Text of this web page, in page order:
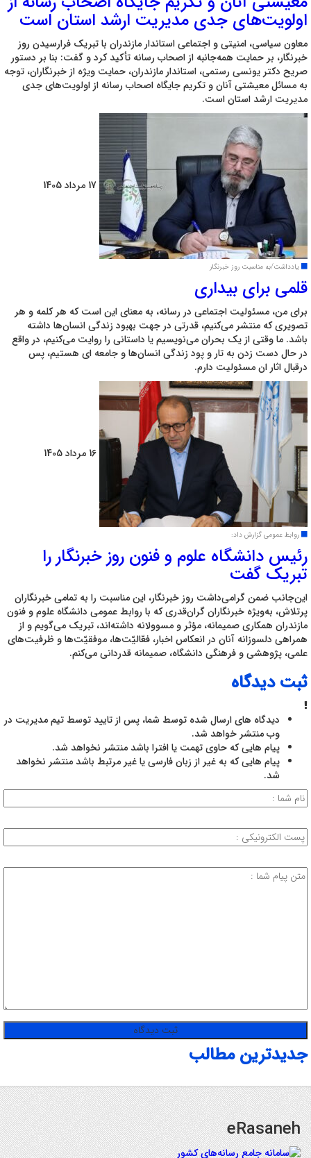
اولویت‌های جدی مدیریت ارشد استان است
معاون سیاسی، امنیتی و اجتماعی استاندار مازندران با تبریک فرارسیدن روز
خبرنگار، بر حمایت همه‌جانبه از اصحاب رسانه تأکید کرد و گفت: بنا بر دستور
صریح دکتر یونسی رستمی، استاندار مازندران، حمایت ویژه از خبرنگاران، توجه
به مسائل معیشتی آنان و تکریم جایگاه اصحاب رسانه از اولویت‌های جدی
مدیریت ارشد استان است. ‎
17 مرداد 1405
یادداشت/به مناسبت روز خبرنگار
قلمی برای بیداری
برای من، مسئولیت اجتماعی در رسانه، به معنای این است که هر کلمه و هر
تصویری که منتشر می‌کنیم، قدرتی در جهت بهبود زندگی انسان‌ها داشته
باشد. ما وقتی از یک بحران می‌نویسیم یا داستانی را روایت می‌کنیم، در واقع
در حال دست زدن به تار و پود زندگی انسان‌ها و جامعه ای هستیم، پس
درقبال اثار ان مسئولیت دارم.
16 مرداد 1405
روابط عمومی گزارش داد:
رئیس دانشگاه علوم و فنون روز خبرنگار را
تبریک گفت
این‌جانب ضمن گرامی‌داشت روز خبرنگار، این مناسبت را به تمامی خبرنگاران
پرتلاش، به‌ویژه خبرنگاران گران‌قدری که با روابط عمومی دانشگاه علوم و فنون
مازندران همکاری صمیمانه، مؤثر و مسوولانه داشته‌اند، تبریک می‌گویم و از
همراهی دلسوزانه آنان در انعکاس اخبار، فعّالیّت‌ها، موفقیّت‌ها و ظرفیت‌های
علمی، پژوهشی و فرهنگی دانشگاه، صمیمانه قدردانی می‌کنم.
ثبت دیدگاه
دیدگاه های ارسال شده توسط شما، پس از تایید توسط تیم مدیریت در
وب منتشر خواهد شد.
پیام هایی که حاوی تهمت یا افترا باشد منتشر نخواهد شد.
پیام هایی که به غیر از زبان فارسی یا غیر مرتبط باشد منتشر نخواهد
شد.
جدیدترین مطالب
eRasaneh